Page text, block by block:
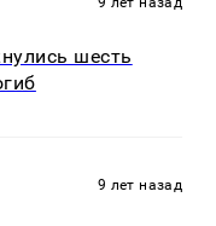
шесть
9 лет назад